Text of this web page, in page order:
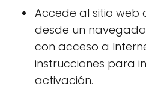
Accede al sitio web
desde un
con acceso a
instrucciones para
activación.